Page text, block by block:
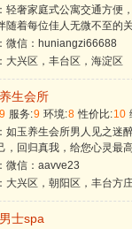
轻奢家庭式公寓交通方便
随着每位佳人无微不至的
微信：huniangzi66688
大兴区，丰台区，海淀区
生会所
9 服务:9 环境:8 性价比:10
如玉养生会所​男人见之迷
，回归真我，给您心灵最高
微信：aavve23
大兴区，朝阳区，丰台方
士spa